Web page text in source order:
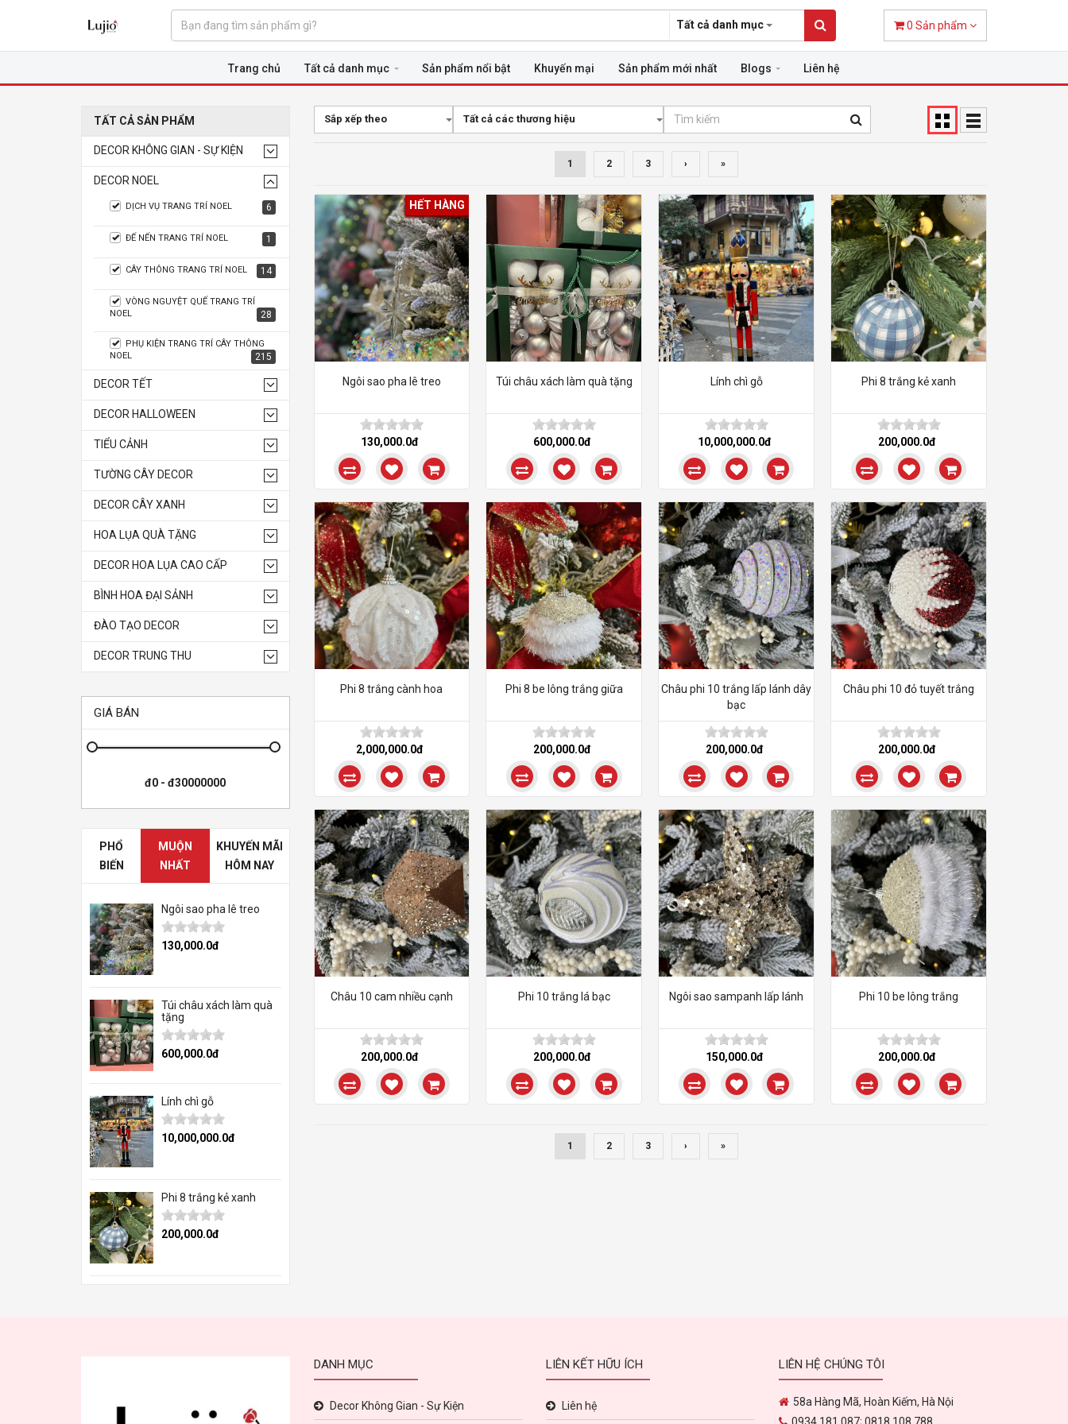
Tất cả danh mục 0 Sản phẩm
Trang chủ Tất cả danh mục Sản phẩm nổi bật Khuyến mại Sản phẩm mới nhất Blogs Liên hệ
TẤT CẢ SẢN PHẨM
DECOR KHÔNG GIAN - SỰ KIỆN
DECOR NOEL
DỊCH VỤ TRANG TRÍ NOEL 6
ĐẾ NẾN TRANG TRÍ NOEL 1
CÂY THÔNG TRANG TRÍ NOEL 14
VÒNG NGUYỆT QUẾ TRANG TRÍ
NOEL
28
PHỤ KIỆN TRANG TRÍ CÂY THÔNG
NOEL
215
DECOR TẾT
DECOR HALLOWEEN
TIỂU CẢNH
TƯỜNG CÂY DECOR
DECOR CÂY XANH
HOA LỤA QUÀ TẶNG
DECOR HOA LỤA CAO CẤP
BÌNH HOA ĐẠI SẢNH
ĐÀO TẠO DECOR
DECOR TRUNG THU
GIÁ BÁN
PHỔ
BIẾN
MUỘN
NHẤT
KHUYẾN MÃI
HÔM NAY
Ngôi sao pha lê treo
130,000.0đ
Túi châu xách làm quà
tặng
600,000.0đ
Lính chì gỗ
10,000,000.0đ
Phi 8 trắng kẻ xanh
200,000.0đ
Sắp xếp theo Tất cả các thương hiệu
1 2 3 › »
HẾT HÀNG
Ngôi sao pha lê treo
130,000.0đ
Túi châu xách làm quà tặng
600,000.0đ
Lính chì gỗ
10,000,000.0đ
Phi 8 trắng kẻ xanh
200,000.0đ
Phi 8 trắng cành hoa
2,000,000.0đ
Phi 8 be lông trắng giữa
200,000.0đ
Châu phi 10 trắng lấp lánh dây
bạc
200,000.0đ
Châu phi 10 đỏ tuyết trắng
200,000.0đ
Châu 10 cam nhiều cạnh
200,000.0đ
Phi 10 trắng lá bạc
200,000.0đ
Ngôi sao sampanh lấp lánh
150,000.0đ
Phi 10 be lông trắng
200,000.0đ
1 2 3 › »
DANH MỤC
Decor Không Gian - Sự Kiện
LIÊN KẾT HỮU ÍCH
Liên hệ
LIÊN HỆ CHÚNG TÔI
58a Hàng Mã, Hoàn Kiếm, Hà Nội